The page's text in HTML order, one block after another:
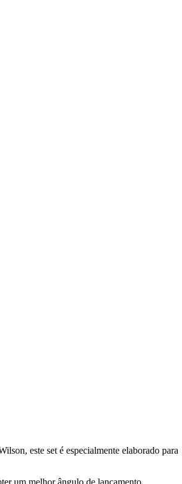
este set é especialmente elaborado para
um melhor ângulo de lançamento,